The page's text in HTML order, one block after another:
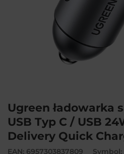
Ugreen ładowarka
USB Typ C / USB
Delivery Quick
EAN: 6957303837809 Symbol: